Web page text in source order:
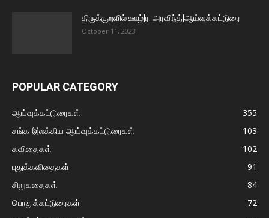
திருக்குறளில் ஊழ்|ர. அரவிந்த்|ஆய்வுக்கட்டுரை
October 11, 2023
POPULAR CATEGORY
ஆய்வுக்கட்டுரைகள்
355
சங்க இலக்கிய ஆய்வுக்கட்டுரைகள்
103
கவிதைகள்
102
புதுக்கவிதைகள்
91
சிறுகதைகள்
84
பொதுக்கட்டுரைகள்
72